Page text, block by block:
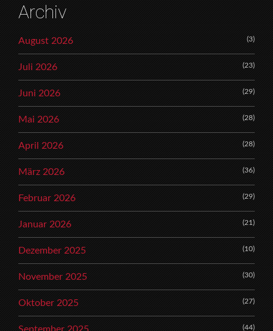
Archiv
August 2026 (3)
Juli 2026 (23)
Juni 2026 (29)
Mai 2026 (28)
April 2026 (28)
März 2026 (36)
Februar 2026 (29)
Januar 2026 (21)
Dezember 2025 (10)
November 2025 (30)
Oktober 2025 (27)
(44)